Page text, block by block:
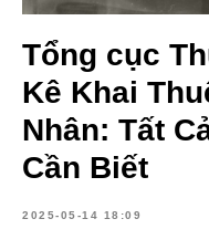
Tổng cục
Kê Khai
Nhân: Tất
Cần Biết
2025-05-14 18:09